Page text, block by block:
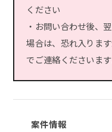
ください
・お問い合わせ後、
場合は、恐れ入りま
でご連絡くださいま
案件情報